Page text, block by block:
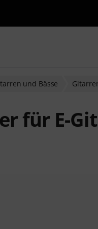
und Bässe
für E-
5 Sternen aus 168